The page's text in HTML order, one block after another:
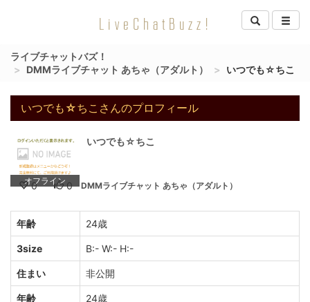
LiveChatBuzz!
ライブチャットバズ！
DMMライブチャット あちゃ（アダルト）
いつでも☆ちこ
いつでも☆ちこさんのプロフィール
オフライン
いつでも☆ちこ
0 0 DMMライブチャット あちゃ（アダルト）
年齢 24歳
3size B:- W:- H:-
住まい 非公開
年齢 24歳